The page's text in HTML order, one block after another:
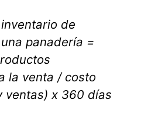
de
panadería =
la venta / costo
ventas) x 360 días